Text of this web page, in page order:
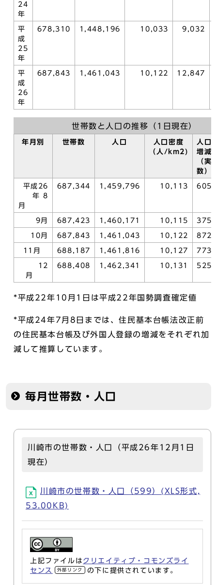
24
年
平
成
25
年
678,310 1,448,196 10,033 9,032
平
成
26
年
687,843 1,461,043 10,122 12,847
世帯数と人口の推移（1日現在）
年月別 世帯数 人口
人口密度
（人/km2)
人口
増減
（実
数）
平成26
年 8
月
687,344 1,459,796 10,113 605
9月 687,423 1,460,171 10,115 375
10月 687,843 1,461,043 10,122 872
11月 688,187 1,461,816 10,127 773
12
月
688,408 1,462,341 10,131 525
*平成22年10月1日は平成22年国勢調査確定値
*平成24年7月8日までは、住民基本台帳法改正前
の住民基本台帳及び外国人登録の増減をそれぞれ加
減して推算しています。
毎月世帯数・人口
川崎市の世帯数・人口（平成26年12月1日
現在）
川崎市の世帯数・人口（599）(XLS形式,
53.00KB)
上記ファイルは クリエイティブ・コモンズライ
センス
外部リンク の下に提供されています。